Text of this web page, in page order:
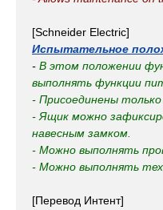
[Schneider Electric]
Испытательное
- В этом положении
выполнять функции
- Присоединены
- Ящик можно
навесным замком.
- Можно выполнять
- Можно выполнять
[Перевод Интент]